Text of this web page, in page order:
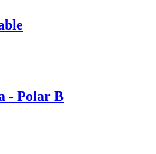
- Polar B